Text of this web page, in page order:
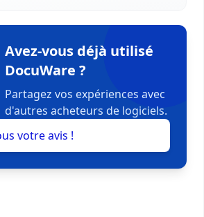
Avez-vous déjà utilisé
DocuWare ?
Partagez vos expériences avec
d'autres acheteurs de logiciels.
votre avis !